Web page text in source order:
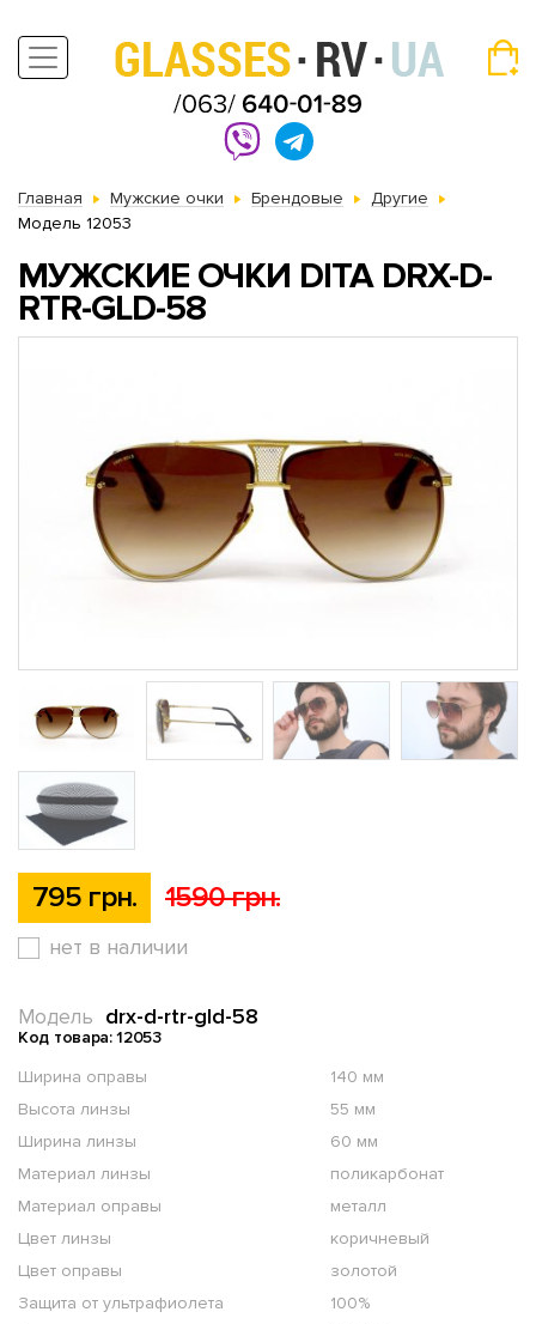
Главная Мужские очки Брендовые
Другие
Модель 12053
МУЖСКИЕ ОЧКИ DITA DRX-D-
RTR-GLD-58
795 грн. 1590 грн.
нет в наличии
drx-d-rtr-gld-58
Модель
Код товара: 12053
Ширина оправы
140 мм
Высота линзы
55 мм
Ширина линзы
60 мм
Материал линзы
поликарбонат
Материал оправы
металл
Цвет линзы
коричневый
Цвет оправы
золотой
Защита от ультрафиолета
100%